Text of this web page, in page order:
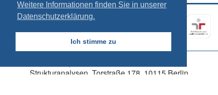
Weitere Informationen finden Sie in unserer
Datenschutzerklärung.
Ich stimme zu
Datenschutz
Strukturanalysen, Torstraße 178, 10115 Berlin